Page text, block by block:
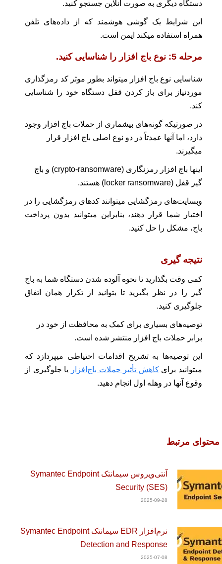
دستگاه دیگری به صورت آنلاین جستجو کنید.
این شرایط یک گوشی هوشمند که از داده‌های تلفن
همراه استفاده میکند ایمن است.
مرحله 5: نوع باج افزار را شناسایی کنید.
شناسایی نوع باج‌ افزار میتواند بطور موثر کد رمزگذاری
موردنیاز برای باز کردن قفل دستگاه خود را شناسایی
کند.
در صورتیکه گونه‌های بیشماری از حملات باج افزار وجود
دارد، اما آنها عمدتاً در دو نوع اصلی باج افزار قرار
میگیرند.
اینها باج افزار رمزنگاری (crypto-ransomware) و باج
گیر قفل (locker ransomware) هستند.
وبسایت‌های رمزگشایی میتوانند کدهای رمزگشایی را در
اختیار شما قرار دهند، بنابراین میتوانید بدون پرداخت
باج، مشکل را حل کنید.
نتیجه گیری
کمی وقت بگذارید تا نحوه آلوده شدن دستگاه شما به باج‌
گیر را در نظر بگیرید تا بتوانید از تکرار همان اتفاق
جلوگیری کنید.
توصیه‌های بسیاری برای کمک به محافظت از خود در
برابر حملات باج افزار منتشر شده است.
این توصیه‌ها به تشریح اقدامات احتیاطی میپردازد که
میتوانید برایکاهش تأثیر حملات باج‌افزار
یا جلوگیری از
وقوع آنها در وهله اول انجام دهید.
محتوای مرتبط
آنتی‌‌ویروس سیمانتک Symantec Endpoint
Security (SES)
2025-09-28
نرم‌افزار EDR سیمانتک Symantec Endpoint
Detection and Response
2025-07-08